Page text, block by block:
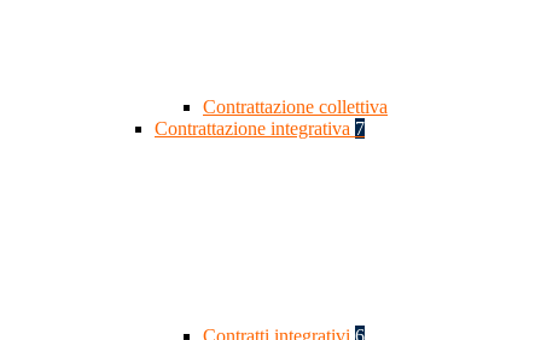
Contrattazione collettiva
Contrattazione integrativa 7